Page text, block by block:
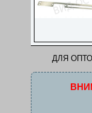
ДЛЯ